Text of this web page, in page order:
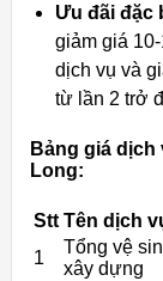
Ưu đãi đặc
giảm giá
dịch vụ và
từ lần 2 trở
Bảng giá dịch
Long:
Stt Tên dịch
1
Tổng vệ
xây dựng